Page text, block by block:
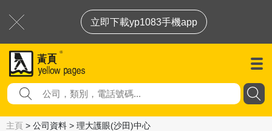
立即下載yp1083手機app
主頁 > 公司資料 > 理大護眼(沙田)中心